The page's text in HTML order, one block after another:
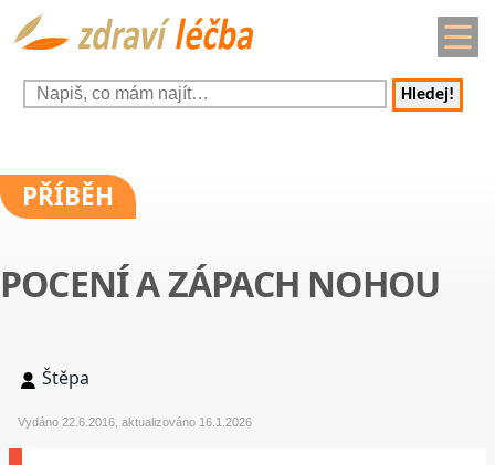
Hledej!
PŘÍBĚH
POCENÍ A ZÁPACH NOHOU
Štěpa
Vydáno 22.6.2016, aktualizováno 16.1.2026